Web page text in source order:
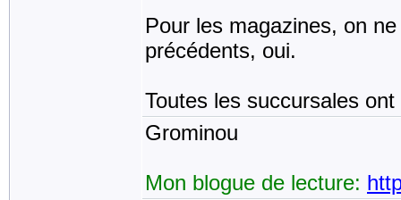
Pour les magazines, on
précédents, oui.
Toutes les succursales
Grominou
Mon blogue de lecture: